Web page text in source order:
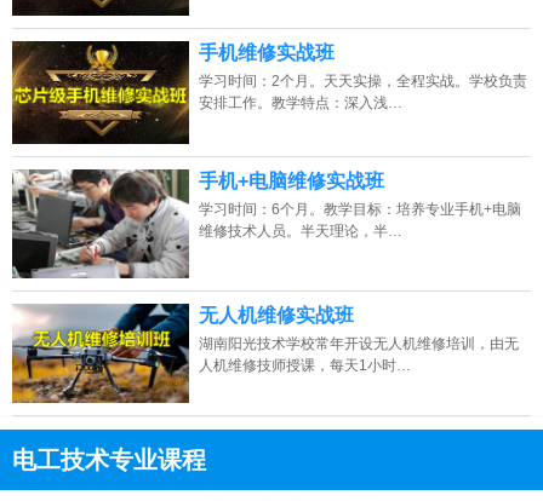
手机维修实战班
学习时间：2个月。天天实操，全程实战。学校负责
安排工作。教学特点：深入浅…
手机+电脑维修实战班
学习时间：6个月。教学目标：培养专业手机+电脑
维修技术人员。半天理论，半…
无人机维修实战班
湖南阳光技术学校常年开设无人机维修培训，由无
人机维修技师授课，每天1小时…
电工技术专业课程